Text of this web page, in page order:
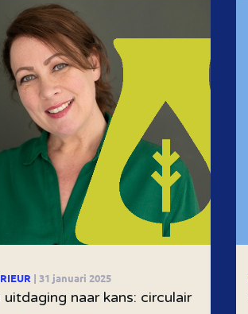
| 31 januari 2025
uitdaging naar kans: circulair